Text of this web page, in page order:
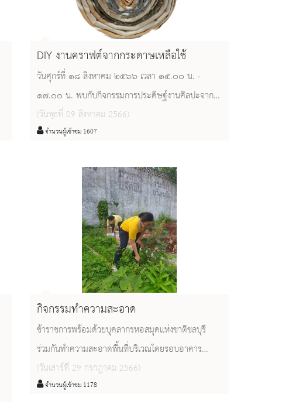
DIY งานคราฟต์จากกระดาษเหลือใช้
วันศุกร์ที่ ๑๘ สิงหาคม ๒๕๖๖ เวลา ๑๕.๐๐ น. -
๑๗.๐๐ น. พบกับกิจกรรมการประดิษฐ์งานศิลปะจาก
กระดาษเหลือใช้ ณ ห้องโถงอาคารโบราณสถาน
หอสมุดแห่งชาติชลบุรี
(วันพุธที่ 09 สิงหาคม 2566)
จำนวนผู้เข้าชม 1607
กิจกรรมทำความสะอาด
ข้าราชการพร้อมด้วยบุคลากรหอสมุดแห่งชาติชลบุรี
ร่วมกันทำความสะอาดพื้นที่บริเวณโดยรอบอาคาร
หอสมุดแห่งชาติชลบุรี
(วันเสาร์ที่ 29 กรกฎาคม 2566)
จำนวนผู้เข้าชม 1178